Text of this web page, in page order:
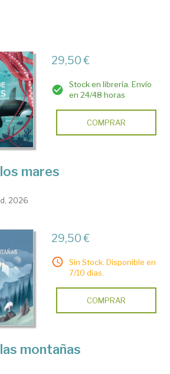
29,50 €
Stock en librería. Envío
en 24/48 horas
COMPRAR
mares
2026
29,50 €
Sin Stock. Disponible en
7/10 días.
COMPRAR
montañas